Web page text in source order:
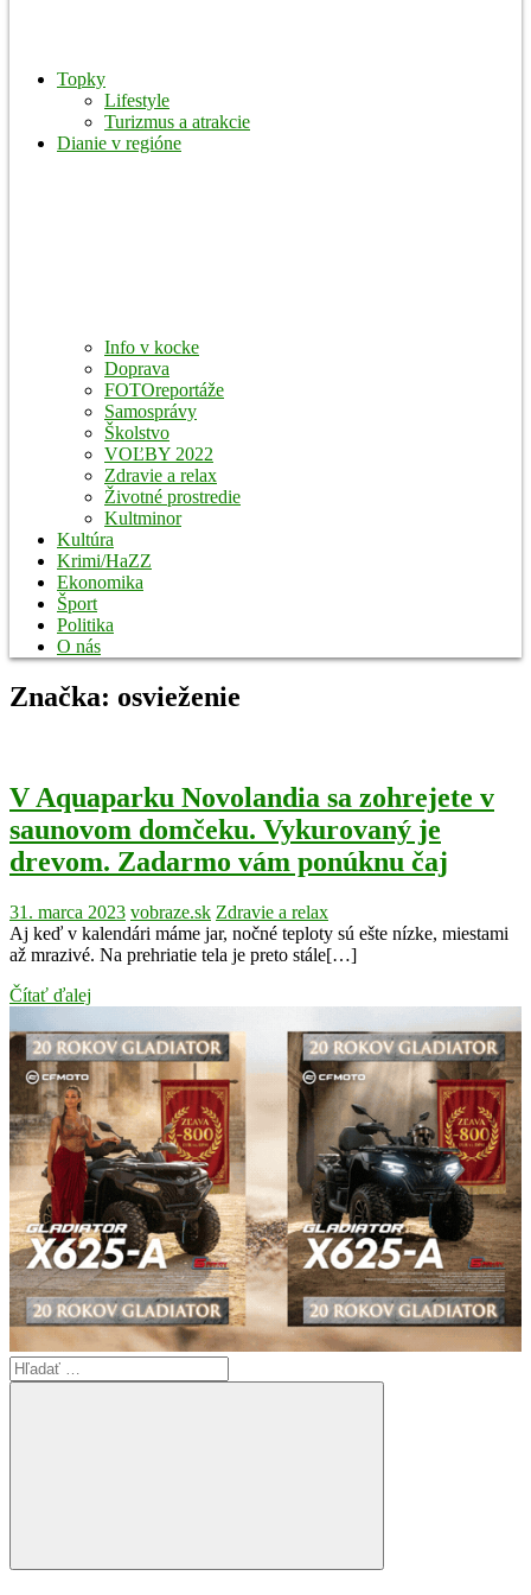
Topky
Lifestyle
Turizmus a atrakcie
Dianie v regióne
Info v kocke
Doprava
FOTOreportáže
Samosprávy
Školstvo
VOĽBY 2022
Zdravie a relax
Životné prostredie
Kultminor
Kultúra
Krimi/HaZZ
Ekonomika
Šport
Politika
O nás
Značka: osvieženie
V Aquaparku Novolandia sa zohrejete v
saunovom domčeku. Vykurovaný je
drevom. Zadarmo vám ponúknu čaj
31. marca 2023 vobraze.sk Zdravie a relax
Aj keď v kalendári máme jar, nočné teploty sú ešte nízke, miestami
až mrazivé. Na prehriatie tela je preto stále[…]
Čítať ďalej
Search
for:
Search